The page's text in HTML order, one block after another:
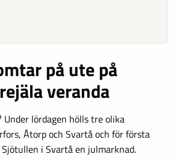
på ute på
veranda
Under lördagen hölls tre olika
Åtorp och Svartå och för första
i Svartå en julmarknad.